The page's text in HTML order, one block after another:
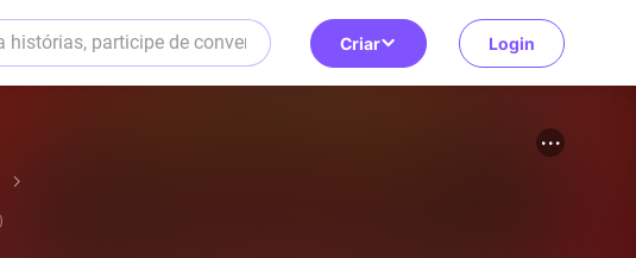
Criar Login